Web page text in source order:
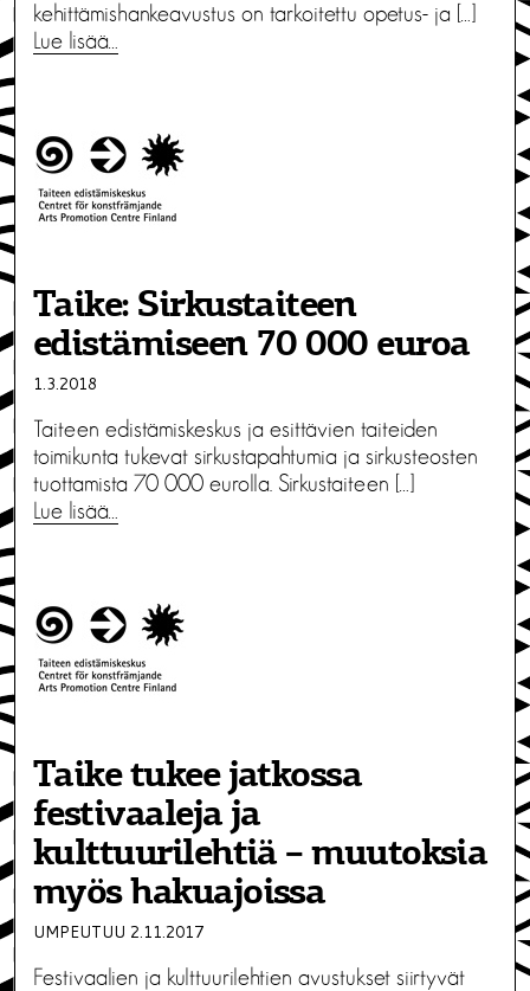
kehittämishankeavustus on tarkoitettu opetus- ja […]
Lue lisää…
Taike: Sirkustaiteen
edistämiseen 70 000 euroa
1.3.2018
Taiteen edistämiskeskus ja esittävien taiteiden
toimikunta tukevat sirkustapahtumia ja sirkusteosten
tuottamista 70 000 eurolla. Sirkustaiteen […]
Lue lisää…
Taike tukee jatkossa
festivaaleja ja
kulttuurilehtiä – muutoksia
myös hakuajoissa
UMPEUTUU 2.11.2017
Festivaalien ja kulttuurilehtien avustukset siirtyvät